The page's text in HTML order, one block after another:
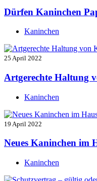
Dürfen Kaninchen
Kaninchen
25 April 2022
Artgerechte Haltung
Kaninchen
19 April 2022
Neues Kaninchen im
Kaninchen